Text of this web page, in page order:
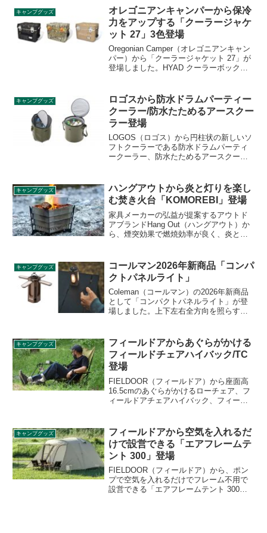
キャンプグッズ
オレゴニアンキャンパーから保冷
力をアップする「クーラージャケ
ット 27」3色登場
Oregonian Camper（オレゴニアンキャン
パー）から「クーラージャケット 27」が
登場しました。HYAD クーラーボックス
るアルミシートが、保冷力をアップさせ
てくれます。詳細をレビューします。
キャンプグッズ
ロゴスから防水ドラムパーティー
クーラー/防水たためるアースクー
ラー登場
LOGOS（ロゴス）から円柱状の新しいソ
フトクーラーである防水ドラムパーティ
ークーラー、防水たためるアースクーラ
クーラーとなっています。詳細をレビュ
ーします。
キャンプグッズ
ハングアウトから炎と灯りを楽し
む焚き火台「KOMOREBI」登場
家具メーカーの弘益が提案するアウトド
アブランドHang Out（ハングアウト）か
ら、煙突効果で燃焼効率が良く、炎と灯
した。詳細をレビューします。
キャンプグッズ
コールマン2026年新商品「コンパ
クトパネルライト」
Coleman（コールマン）の2026年新商品
として「コンパクトパネルライト」が登
場しました。上下左右全方向を照らすこ
ライトとしても使うことができます。詳
細をレビューします。
キャンプグッズ
フィールドアからあぐらがかける
フィールドチェアハイバック/TC
登場
FIELDOOR（フィールドア）から座面高
16.5cmのあぐらがかけるローチェア、フ
ィールドアチェアハイバック、フィール
ます。
キャンプグッズ
フィールドアから空気を入れるだ
けで設営できる「エアフレームテ
ント 300」登場
FIELDOOR（フィールドア）から、ポン
プで空気を入れるだけでフレーム不用で
設営できる「エアフレームテント 300」